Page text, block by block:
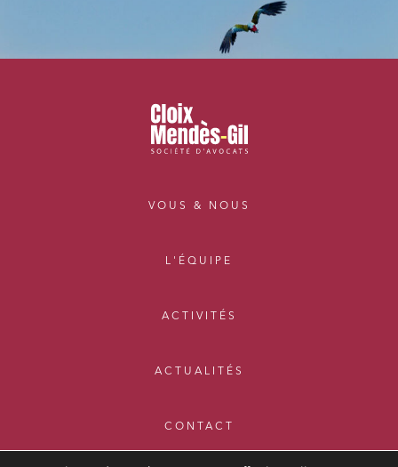
VOUS & NOUS
L'ÉQUIPE
ACTIVITÉS
ACTUALITÉS
CONTACT